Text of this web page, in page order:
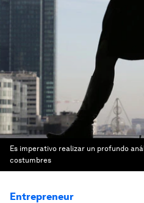
Es imperativo realizar un profundo
costumbres
Entrepreneur